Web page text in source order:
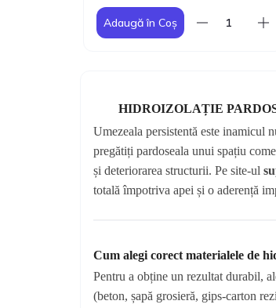
Adaugă în Coș
HIDROIZOLAȚIE
Umezeala persistentă este inamicul
pregătiți pardoseala unui spațiu
și deteriorarea structurii. Pe site-ul
totală împotriva apei și o aderență
Cum alegi corect materialele de
Pentru a obține un rezultat durabil,
(beton, șapă grosieră, gips-carton